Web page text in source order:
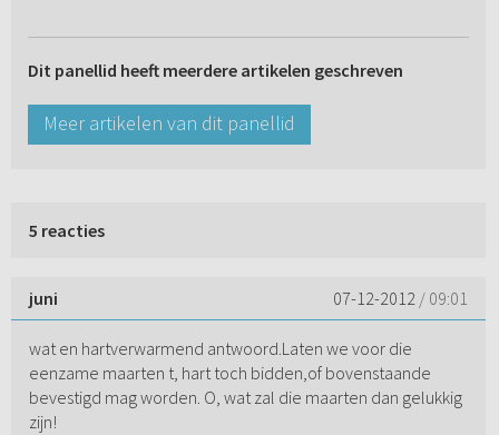
Dit panellid heeft meerdere artikelen geschreven
Meer artikelen van dit panellid
5 reacties
juni 07-12-2012 / 09:01
wat en hartverwarmend antwoord.Laten we voor die
eenzame maarten t, hart toch bidden,of bovenstaande
bevestigd mag worden. O, wat zal die maarten dan gelukkig
zijn!